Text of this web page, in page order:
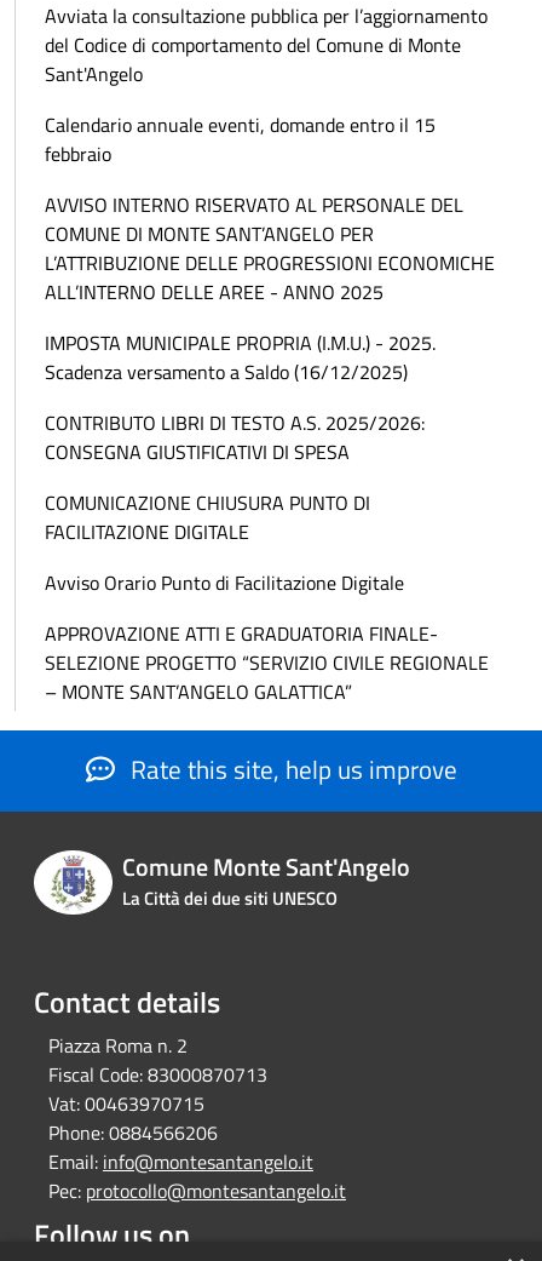
Avviata la consultazione pubblica per l’aggiornamento
del Codice di comportamento del Comune di Monte
Sant'Angelo
Calendario annuale eventi, domande entro il 15
febbraio
AVVISO INTERNO RISERVATO AL PERSONALE DEL
COMUNE DI MONTE SANT’ANGELO PER
L’ATTRIBUZIONE DELLE PROGRESSIONI ECONOMICHE
ALL’INTERNO DELLE AREE - ANNO 2025
IMPOSTA MUNICIPALE PROPRIA (I.M.U.) - 2025.
Scadenza versamento a Saldo (16/12/2025)
CONTRIBUTO LIBRI DI TESTO A.S. 2025/2026:
CONSEGNA GIUSTIFICATIVI DI SPESA
COMUNICAZIONE CHIUSURA PUNTO DI
FACILITAZIONE DIGITALE
Avviso Orario Punto di Facilitazione Digitale
APPROVAZIONE ATTI E GRADUATORIA FINALE-
SELEZIONE PROGETTO “SERVIZIO CIVILE REGIONALE
– MONTE SANT’ANGELO GALATTICA”
Rate this site, help us improve
Comune Monte Sant'Angelo
La Città dei due siti UNESCO
Contact details
Piazza Roma n. 2
Fiscal Code:83000870713
Vat:00463970715
Phone:0884566206
Email: info@montesantangelo.it
Pec: protocollo@montesantangelo.it
Follow us on